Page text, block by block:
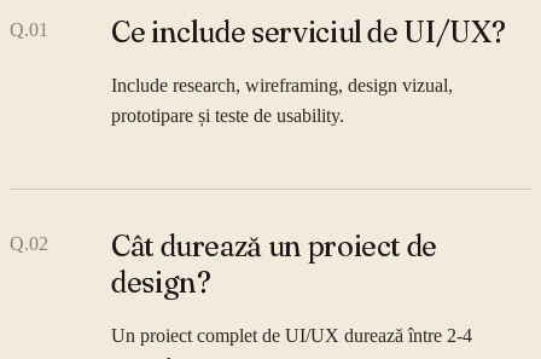
Q.01 Ce include serviciul de UI/UX?
Include research, wireframing, design vizual,
prototipare și teste de usability.
Q.02
Cât durează un proiect de
design?
Un proiect complet de UI/UX durează între 2-4